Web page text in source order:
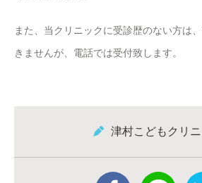
また、当クリニックに受診歴のない方は
きませんが、電話では受付致します。
津村こどもクリニ